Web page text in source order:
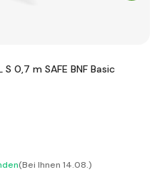
0,7 m SAFE BNF Basic
(Bei Ihnen 14.08.)